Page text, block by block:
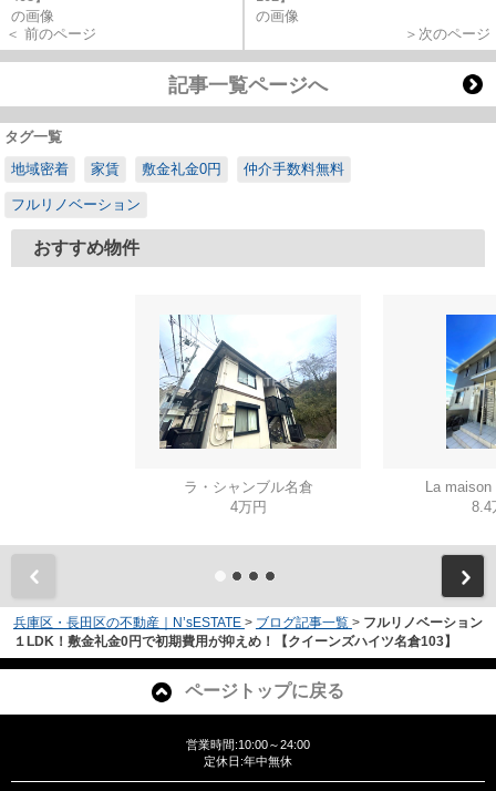
＜ 前のページ ＞次のページ
記事一覧ページへ
タグ一覧
地域密着
家賃 敷金礼金0円 仲介手数料無料
フルリノベーション
おすすめ物件
ラ・シャンブル名倉
4万円
La maison
8.4
兵庫区・長田区の不動産｜N’sESTATE > ブログ記事一覧 > フルリノベーション
１LDK！敷金礼金0円で初期費用が抑えめ！【クイーンズハイツ名倉103】
ページトップに戻る
営業時間:10:00～24:00
定休日:年中無休